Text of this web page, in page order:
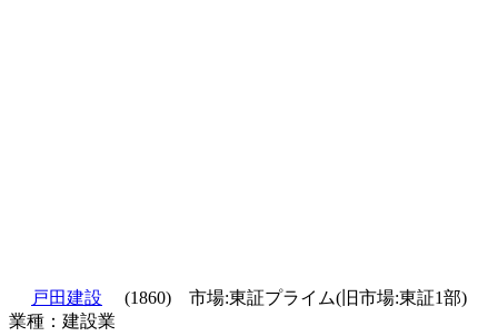
戸田建設
(1860) 市場:東証プライム(旧市場:東証1部)
業種：建設業